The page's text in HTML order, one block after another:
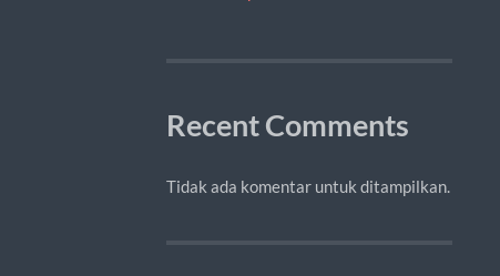
Recent Comments
Tidak ada komentar untuk ditampilkan.